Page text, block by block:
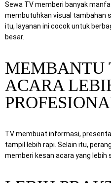
Sewa TV memberi banyak
membutuhkan visual tambahan
itu, layanan ini cocok untuk
besar.
MEMBANTU
ACARA
TV membuat informasi,
tampil lebih rapi. Selain itu,
memberi kesan acara yang lebih